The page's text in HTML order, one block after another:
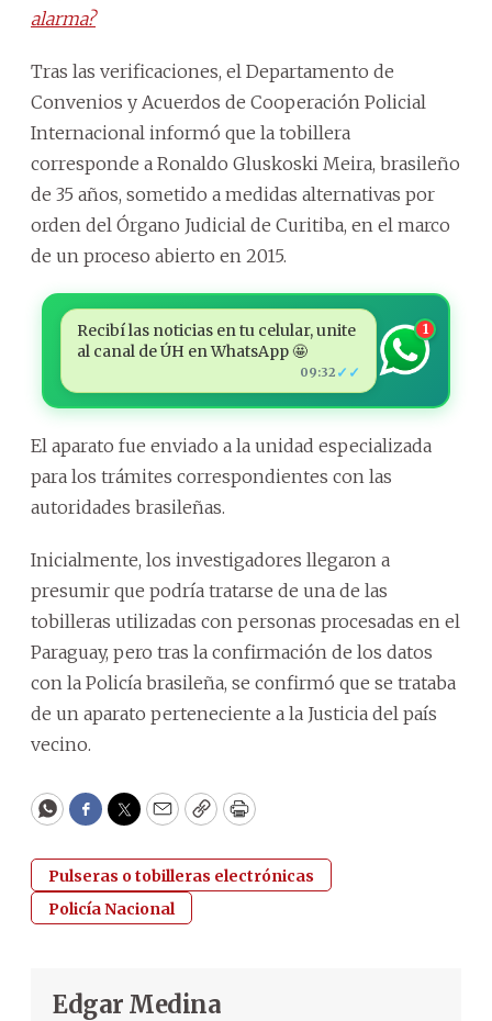
alarma?
Tras las verificaciones, el Departamento de
Convenios y Acuerdos de Cooperación Policial
Internacional informó que la tobillera
corresponde a Ronaldo Gluskoski Meira, brasileño
de 35 años, sometido a medidas alternativas por
orden del Órgano Judicial de Curitiba, en el marco
de un proceso abierto en 2015.
Recibí las noticias en tu celular, unite
al canal de ÚH en WhatsApp 🤩
09:32 ✓✓
1
El aparato fue enviado a la unidad especializada
para los trámites correspondientes con las
autoridades brasileñas.
Inicialmente, los investigadores llegaron a
presumir que podría tratarse de una de las
tobilleras utilizadas con personas procesadas en el
Paraguay, pero tras la confirmación de los datos
con la Policía brasileña, se confirmó que se trataba
de un aparato perteneciente a la Justicia del país
vecino.
WhatsApp
Facebook
Twitter
EmailCopyPrint
Pulseras o tobilleras electrónicas
Policía Nacional
Edgar Medina